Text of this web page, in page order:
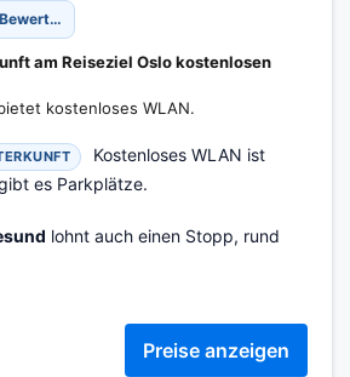
Ausgezeichnete Bewertung 9,2
am Reiseziel Oslo kostenlosen
kostenloses WLAN.
Kostenloses WLAN ist
es Parkplätze.
lohnt auch einen Stopp, rund
Preise anzeigen